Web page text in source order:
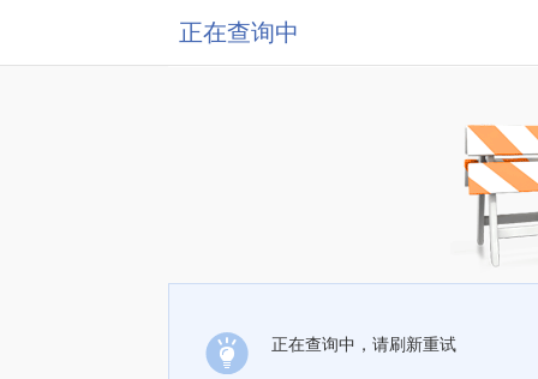
正在查询中
正在查询中，请刷新重试